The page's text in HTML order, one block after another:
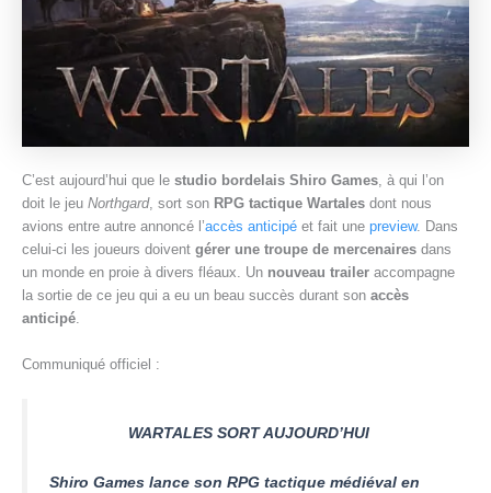
C’est aujourd’hui que le studio bordelais Shiro Games, à qui l’on
doit le jeu Northgard, sort son RPG tactique Wartales dont nous
avions entre autre annoncé l’accès anticipé et fait une preview. Dans
celui-ci les joueurs doivent gérer une troupe de mercenaires dans
un monde en proie à divers fléaux. Un nouveau trailer accompagne
la sortie de ce jeu qui a eu un beau succès durant son accès
anticipé.
Communiqué officiel :
WARTALES SORT AUJOURD’HUI
Shiro Games lance son RPG tactique médiéval en